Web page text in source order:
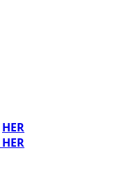
HER
HER